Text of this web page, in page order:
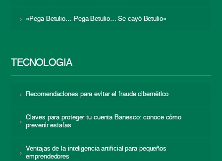
«Pega Betulio… Pega Betulio… Se cayó Betulio»
TECNOLOGÍA
Recomendaciones para evitar el fraude cibernético
Claves para proteger tu cuenta Banesco: conoce cómo
prevenir estafas
Ventajas de la inteligencia artificial para pequeños
emprendedores